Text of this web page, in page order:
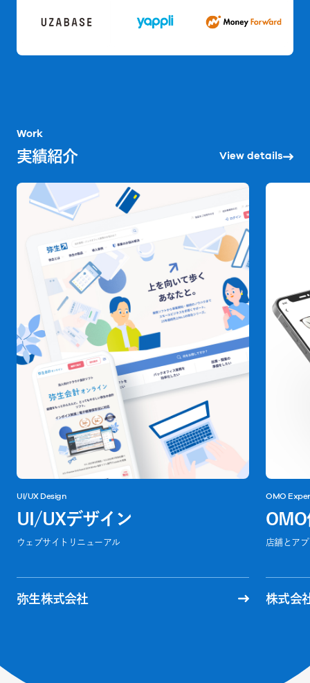
Work
実績紹介 View details
UI/UX Design
UI/UXデザイン
ウェブサイトリニューアル
弥生株式会社
OMO
OMO
店舗とア
株式会